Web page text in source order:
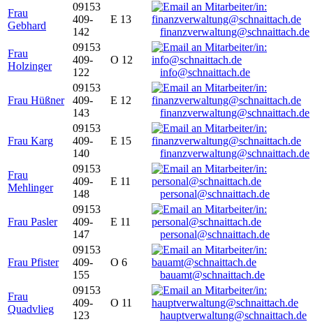
Frau
Gebhard
09153
409-
142
E 13
finanzverwaltung@schnaittach.de
Frau
Holzinger
09153
409-
122
O 12
info@schnaittach.de
Frau Hüßner
09153
409-
143
E 12
finanzverwaltung@schnaittach.de
Frau Karg
09153
409-
140
E 15
finanzverwaltung@schnaittach.de
Frau
Mehlinger
09153
409-
148
E 11
personal@schnaittach.de
Frau Pasler
09153
409-
147
E 11
personal@schnaittach.de
Frau Pfister
09153
409-
155
O 6
bauamt@schnaittach.de
Frau
Quadvlieg
09153
409-
123
O 11
hauptverwaltung@schnaittach.de